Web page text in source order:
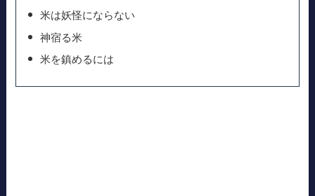
米は妖怪にならない
神宿る米
米を鎮めるには